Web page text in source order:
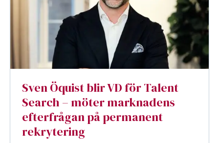
Sven Öquist blir VD för Talent
Search – möter marknadens
efterfrågan på permanent
rekrytering